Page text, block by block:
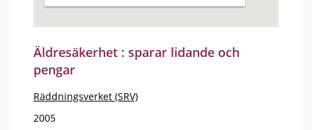
Äldresäkerhet : sparar lidande och
pengar
Räddningsverket (SRV)
2005